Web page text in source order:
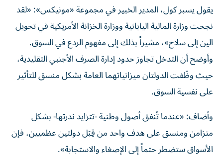
يقول يسبر كول، المدير الخبير في مجموعة «مونيكس»: «لقد
نجحت وزارة المالية اليابانية ووزارة الخزانة الأمريكية في تحويل
الين إلى سلاح»، مشيراً بذلك إلى مفهوم الردع في السوق.
وأوضح أن التدخل تجاوز حدود إدارة الصرف الأجنبي التقليدية،
حيث وظّفت الدولتان ميزانياتهما العامة بشكل منسق للتأثير
على نفسية السوق.
وأضاف: «عندما تُنفق أصول وطنية -تتزايد ندرتها- بشكل
متزامن ومنسق على هدف واحد من قِبَل دولتين عظميين، فإن
الأسواق ستضطر حتماً إلى الإصغاء والاستجابة».